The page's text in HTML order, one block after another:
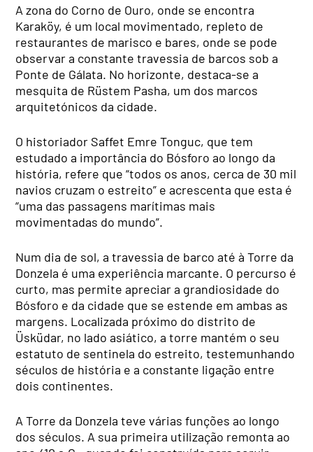
A zona do Corno de Ouro, onde se encontra
Karaköy, é um local movimentado, repleto de
restaurantes de marisco e bares, onde se pode
observar a constante travessia de barcos sob a
Ponte de Gálata. No horizonte, destaca-se a
mesquita de Rüstem Pasha, um dos marcos
arquitetónicos da cidade.
O historiador Saffet Emre Tonguc, que tem
estudado a importância do Bósforo ao longo da
história, refere que “todos os anos, cerca de 30 mil
navios cruzam o estreito” e acrescenta que esta é
“uma das passagens marítimas mais
movimentadas do mundo”.
Num dia de sol, a travessia de barco até à Torre da
Donzela é uma experiência marcante. O percurso é
curto, mas permite apreciar a grandiosidade do
Bósforo e da cidade que se estende em ambas as
margens. Localizada próximo do distrito de
Üsküdar, no lado asiático, a torre mantém o seu
estatuto de sentinela do estreito, testemunhando
séculos de história e a constante ligação entre
dois continentes.
A Torre da Donzela teve várias funções ao longo
dos séculos. A sua primeira utilização remonta ao